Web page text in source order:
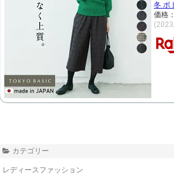
冬 ボ
価格
カテゴリー
レディースファッション